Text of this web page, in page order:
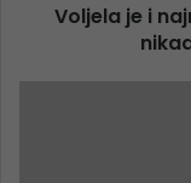
Voljela je i